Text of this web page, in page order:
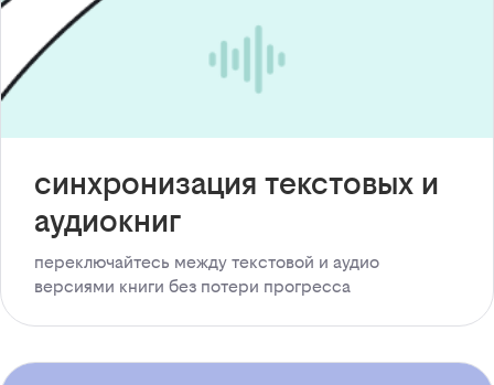
синхронизация текстовых и
аудиокниг
переключайтесь между текстовой и аудио
версиями книги без потери прогресса